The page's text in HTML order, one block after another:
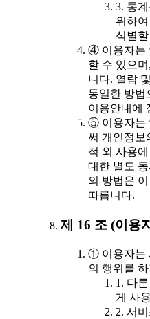
3. 통
위하
식별
④ 이용자는
할 수 있으
니다. 열람
동일한 방법
이용안내에
⑤ 이용자는
써 개인정보
적 외 사용
대한 별도
의 방법은
따릅니다.
제 16 조 (이용
① 이용자는
의 행위를
1. 다
게 사
2. 서